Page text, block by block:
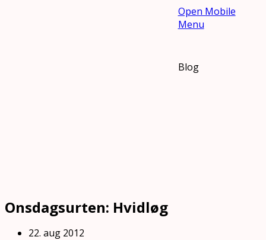
Open Mobile
Menu
Blog
Onsdagsurten: Hvidløg
22. aug 2012